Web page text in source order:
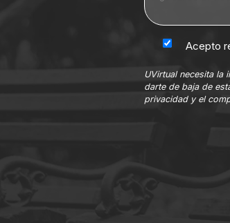
Acepto
UVirtual necesita la
darte de baja de
privacidad y el